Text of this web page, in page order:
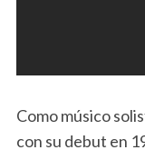
Como músico
con su debut en